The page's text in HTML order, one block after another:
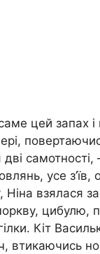
цей запах і
дві
усе
Ніна взялася
цибулю,
гілки. Кіт
втикаючись